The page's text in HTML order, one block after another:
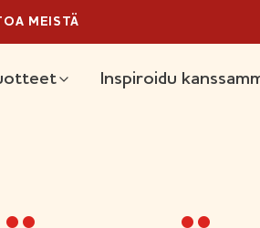
MEISTÄ
Inspiroidu